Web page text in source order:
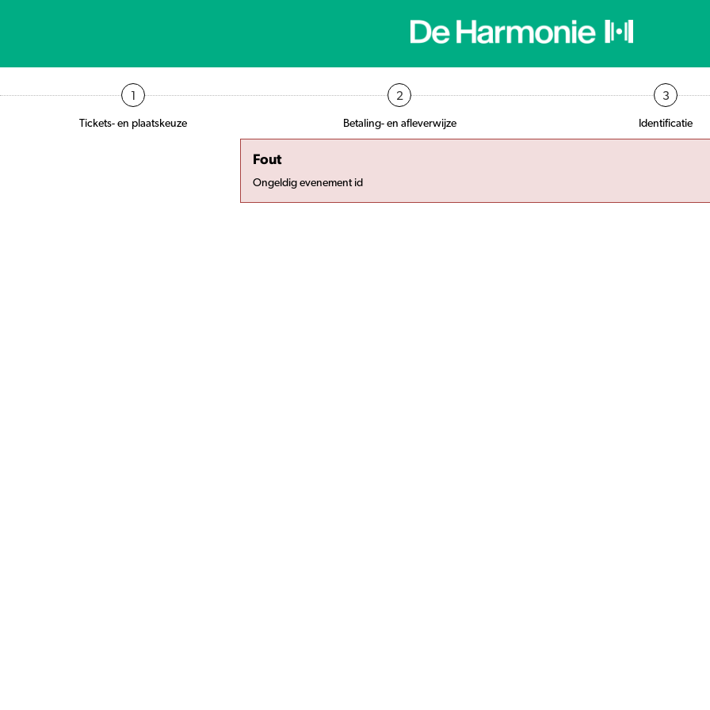
1
Tickets- en plaatskeuze
2
Betaling- en afleverwijze
3
Identificatie
Fout
Ongeldig evenement id